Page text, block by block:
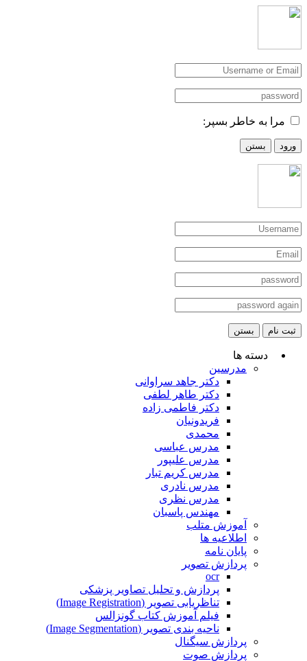
مرا به خاطر بسپر:
ورود بستن
ثبت نام بستن
دسته ها
مدرسین
دکتر جاهد سراوانی
دکتر طاهر لطفی
دکتر فاطمی زاده
فریدونیان
محمدی
مدرس عباسی
مدرس علیپور
مدرس کریم تبار
مدرس نادری
مدرس نظری
مهندس پاسبان
آموزش متلب
اطلاعیه ها
پایان نامه
پردازش تصویر
ocr
پردازش و تحلیل تصاویر پزشکی
تناظریابی تصویر (Image Registration)
فیلم آموزش کتاب گونزالس
ناحیه بندی تصویر (Image Segmentation)
پردازش سیگنال
پردازش صوت